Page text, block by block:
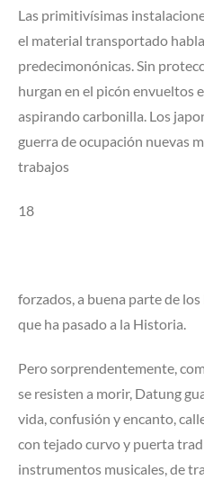
Las primitivísimas
el material transportado
predecimonónicas. Sin
hurgan en el picón envueltos
aspirando carbonilla. Los
guerra de ocupación nuevas
trabajos
18
forzados, a buena parte de
que ha pasado a la Historia.
Pero sorprendentemente,
se resisten a morir, Datung
vida, confusión y encanto,
con tejado curvo y puerta
instrumentos musicales, de